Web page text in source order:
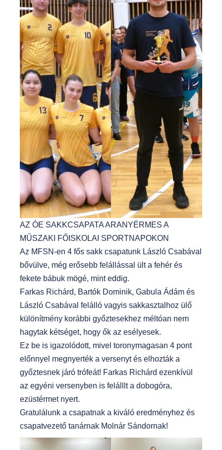
AZ ÓE SAKKCSAPATA ARANYÉRMES A
MŰSZAKI FŐISKOLAI SPORTNAPOKON
Az MFSN-en 4 fős sakk csapatunk László Csabával
bővülve, még erősebb felállással ült a fehér és
fekete bábuk mögé, mint eddig.
Farkas Richárd, Bartók Dominik, Gabula Ádám és
László Csabával felálló vagyis sakkasztalhoz ülő
különítmény korábbi győztesekhez méltóan nem
hagytak kétséget, hogy ők az esélyesek.
Ez be is igazolódott, mivel toronymagasan 4 pont
előnnyel megnyerték a versenyt és elhozták a
győztesnek járó trófeát! Farkas Richárd ezenkívül
az egyéni versenyben is felálllt a dobogóra,
ezüstérmet nyert.
Gratulálunk a csapatnak a kiváló eredményhez és
csapatvezető tanárnak Molnár Sándornak!